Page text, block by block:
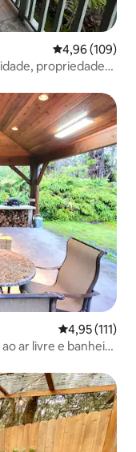
4,96 de uma
4,96 (109)
propriedade
4,95 de uma
4,95 (111)
ar livre e banheira